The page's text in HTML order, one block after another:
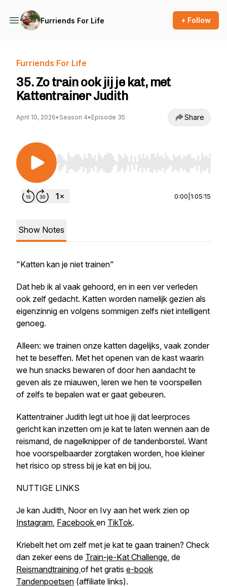
Furriends For Life + Follow
Furriends For Life
35. Zo train ook jij je kat, met
Kattentrainer Judith
April 10, 2026• Season 4• Episode 35 Share
Use Left/Right to seek, Home/End to jump to
0:00 1:05:15
Show Notes
"Katten kan je niet trainen"
Dat heb ik al vaak gehoord, en in een ver verleden
ook zelf gedacht. Katten worden namelijk gezien als
eigenzinnig en volgens sommigen zelfs niet intelligent
genoeg.
Alleen: we trainen onze katten dagelijks, vaak zonder
het te beseffen. Met het openen van de kast waarin
we hun snacks bewaren of door hen aandacht te
geven als ze miauwen, leren we hen te voorspellen
of zelfs te bepalen wat er gaat gebeuren.
Kattentrainer Judith legt uit hoe jij dat leerproces
gericht kan inzetten om je kat te laten wennen aan de
reismand, de nagelknipper of de tandenborstel. Want
hoe voorspelbaarder zorgtaken worden, hoe kleiner
het risico op stress bij je kat en bij jou.
NUTTIGE LINKS
Je kan Judith, Noor en Ivy aan het werk zien op
Instagram, Facebook en TikTok.
Kriebelt het om zelf met je kat te gaan trainen? Check
dan zeker eens de Train-je-Kat Challenge, de
Reismandtraining of het gratis e-book
Tandenpoetsen (affiliate links).